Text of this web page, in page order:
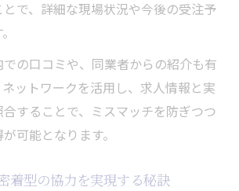
で、詳細な現場状況や今後の受注予
の口コミや、同業者からの紹介も有
ットワークを活用し、求人情報と実
することで、ミスマッチを防ぎつつ
可能となります。
着型の協力を実現する秘訣